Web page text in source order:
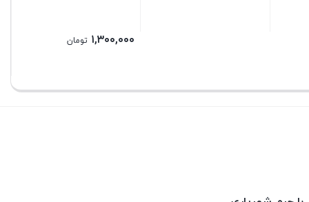
۱,۳۰۰,۰۰۰ تومان